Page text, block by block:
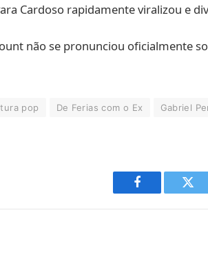
Cardoso rapidamente viralizou e
não se pronunciou oficialmente
pop De Ferias com o Ex Gabriel
Facebook